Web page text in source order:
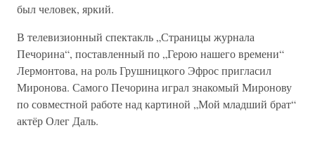
был человек, яркий.
В телевизионный спектакль „Страницы журнала
Печорина“, поставленный по „Герою нашего времени“
Лермонтова, на роль Грушницкого Эфрос пригласил
Миронова. Самого Печорина играл знакомый Миронову
по совместной работе над картиной „Мой младший брат“
актёр Олег Даль.